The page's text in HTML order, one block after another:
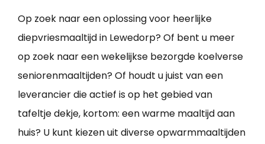
Op zoek naar een oplossing voor heerlijke
diepvriesmaaltijd in Lewedorp? Of bent u meer
op zoek naar een wekelijkse bezorgde koelverse
seniorenmaaltijden? Of houdt u juist van een
leverancier die actief is op het gebied van
tafeltje dekje, kortom: een warme maaltijd aan
huis? U kunt kiezen uit diverse opwarmmaaltijden